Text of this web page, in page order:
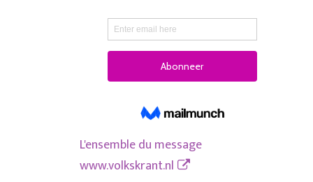
L'ensemble du message
www.volkskrant.nl